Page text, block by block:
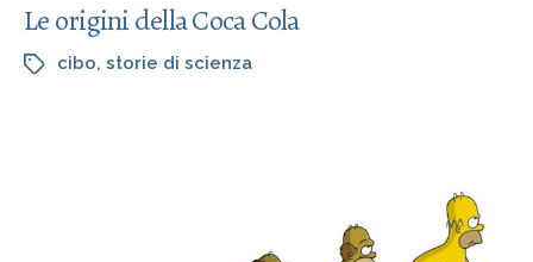
Le origini della Coca Cola
cibo, storie di scienza